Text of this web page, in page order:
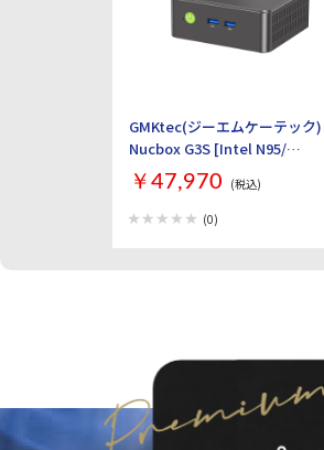
GMKtec(ジーエムケーテック)
Nucbox G3S [Intel N95/
RAM:16GB/ SSD:512GB/
Windows 11 Pro]
￥47,970 (税込)
(0)